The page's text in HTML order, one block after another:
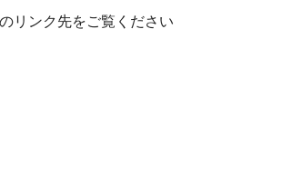
リンク先をご覧ください